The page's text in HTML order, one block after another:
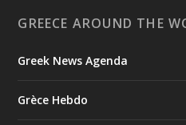
GREECE AROUND THE
Greek News Agenda
Grèce Hebdo